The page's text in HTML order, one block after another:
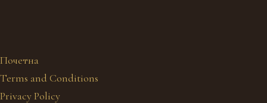
Почетна
Terms and Conditions
Privacy Policy